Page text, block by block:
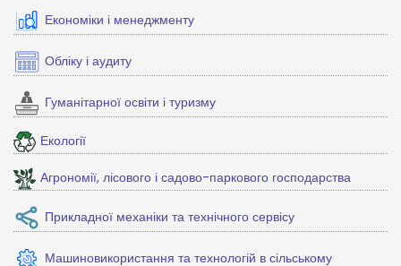
Економіки і менеджменту
Обліку і аудиту
Гуманітарної освіти і туризму
Екології
Агрономії, лісового і садово-паркового господарства
Прикладної механіки та технічного сервісу
Машиновикористання та технологій в сільському